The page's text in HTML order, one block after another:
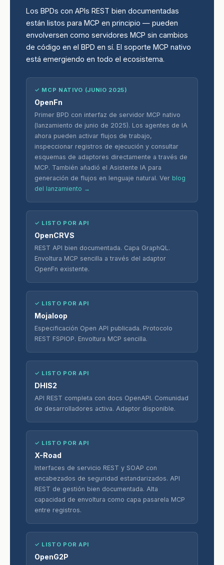
Los BPDs con APIs REST bien documentadas
están listos para MCP en principio — pueden
envolversen como servidores MCP sin cambios
de código en el BPD en sí. El soporte MCP nativo
está emergiendo en todo el ecosistema.
✓ MCP NATIVO (JUNIO 2025)
OpenFn
Primer BPD con interfaz de servidor MCP nativo
(lanzamiento de junio de 2025). Los agentes de IA
ahora pueden activar flujos de trabajo,
inspeccionar registros de ejecución y consultar
esquemas de adaptores directamente a través de
MCP. También añadió el Asistente IA para
generación de flujos en lenguaje natural. Ver blog
del lanzamiento →
✓ LISTO POR API
OpenCRVS
REST API bien documentada. Capa GraphQL.
Envoltura MCP sencilla a través del adaptor
OpenFn existente.
✓ LISTO POR API
Mojaloop
Especificación Open API publicada. Protocolo
REST FSPIOP. Envoltura MCP sencilla.
✓ LISTO POR API
DHIS2
API REST completa con docs OpenAPI. Comunidad
de desarrolladores activa. Adaptor disponible.
✓ LISTO POR API
X-Road
Interfaces de servicio REST y SOAP con
encabezados de seguridad estandarizados. API
REST de gestión bien documentada. Alta
capacidad de envoltura como capa pasarela MCP
entre registros.
✓ LISTO POR API
OpenG2P